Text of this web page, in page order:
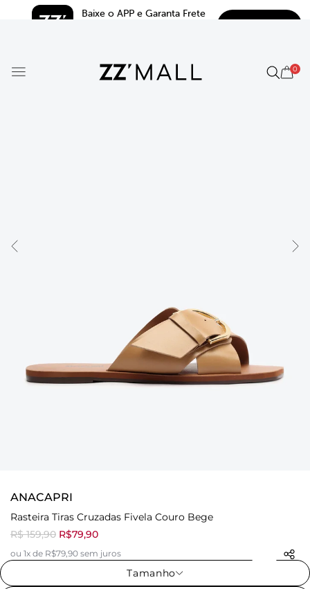
Baixe o APP e Garanta Frete
0
ANACAPRI
Rasteira Tiras Cruzadas Fivela Couro Bege
R$ 159,90 R$79,90
ou 1x de R$79,90 sem juros
Tamanho